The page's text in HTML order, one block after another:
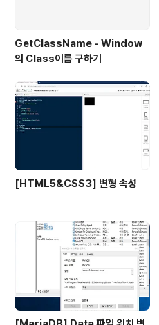
GetClassName - Window
의 Class이름 구하기
[HTML5&CSS3] 변형 속성